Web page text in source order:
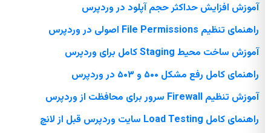
آموزش افزایش حداکثر حجم آپلود در وردپرس
راهنمای تنظیم File Permissions اصولی در وردپرس
آموزش ساخت محیط Staging کامل برای وردپرس
راهنمای کامل رفع مشکل ۵۰۰ و ۵۰۳ در وردپرس
آموزش تنظیم Firewall سرور برای محافظت از وردپرس
راهنمای کامل Load Testing سایت وردپرس قبل از لانچ